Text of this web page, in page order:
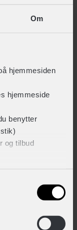
Om
hjemmesiden
hjemmeside
benytter
og tilbud
bruge